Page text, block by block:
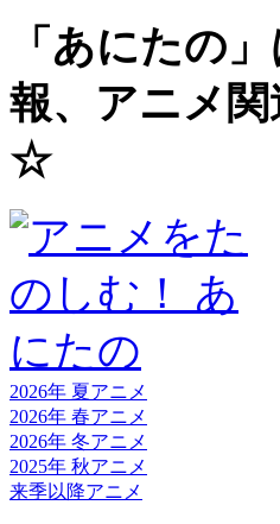
「あにたの
報、アニメ
☆
2026年 夏アニメ
2026年 春アニメ
2026年 冬アニメ
2025年 秋アニメ
来季以降アニメ